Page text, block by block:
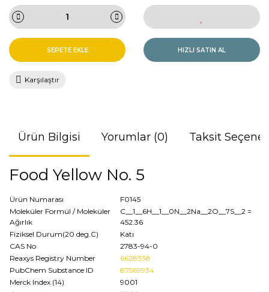
SEPETE EKLE HIZLI SATIN AL
Karşılaştır
Ürün Bilgisi Yorumlar (0) Taksit
Food Yellow No. 5
Ürün Numarası
F0145
Moleküler Formül / Moleküler
Ağırlık
C__1__6H__1__0N__2Na__2O__7S__2 =
452.36
Fiziksel Durum(20 deg.C)
Katı
CAS No
2783-94-0
Reaxys Registry Number
6628338
PubChem Substance ID
87569934
Merck Index (14)
9001